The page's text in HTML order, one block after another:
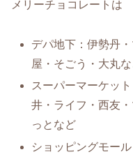
メリーチョコレートは
デパ地下：伊勢丹
屋・そごう・大丸
スーパーマーケッ
井・ライフ・西友
っとなど
ショッピングモー